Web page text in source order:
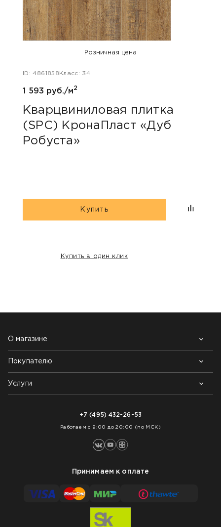
Розничная цена
ID: 4861858 Класс: 34
1 593 руб./м2
Кварцвиниловая плитка
(SPC) КронаПласт «Дуб
Робуста»
Купить
Купить в один клик
О магазине
Почему выбирают нас
Контакты
Блог
Покупателю
Возврат товара
Как заказать
Услуги
+7 (495) 432-26-53
Работаем с 9:00 до 20:00 (по МСК)
Принимаем к оплате